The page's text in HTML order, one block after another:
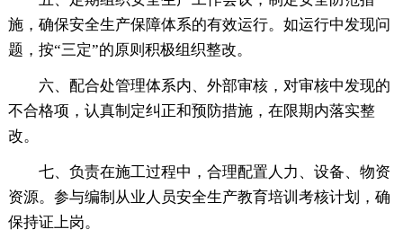
施，确保安全生产保障体系的有效运行。如运行中发现问
题，按“三定”的原则积极组织整改。
六、配合处管理体系内、外部审核，对审核中发现的
不合格项，认真制定纠正和预防措施，在限期内落实整
改。
七、负责在施工过程中，合理配置人力、设备、物资
资源。参与编制从业人员安全生产教育培训考核计划，确
保持证上岗。